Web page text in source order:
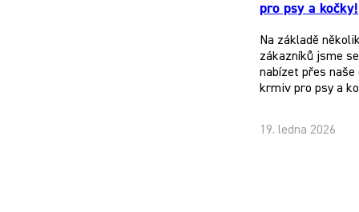
pro psy a kočky!
Na základě
zákazníků jsme
nabízet přes
krmiv pro psy a
19. ledna 2026